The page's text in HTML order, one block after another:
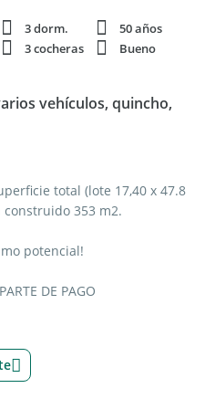
3 dorm.
50 años
3 cocheras
Bueno
vehículos, quincho,
total (lote 17,40 x 47.8
construido 353 m2.
potencial!
DE PAGO
baja y cocheras en el
3 baños ( uno exterior),
lavadero sectorizado, salón